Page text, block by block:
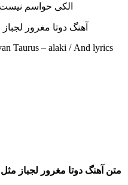
الکی حواسم
آهنگ دوتا مغرور
Taurus – alaki / And lyrics
متن آهنگ دوتا مغرور لجباز